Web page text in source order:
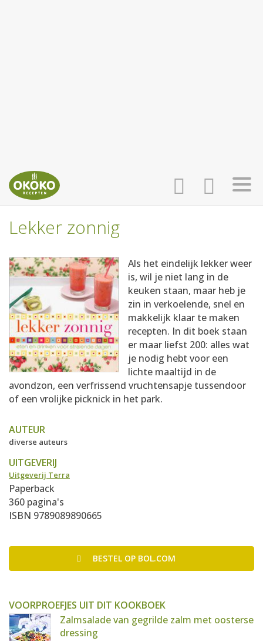
AANMELDEN
HOME
RECEPTEN
WEEKMENU'S
KOOKBOEKEN
Lekker zonnig
Als het eindelijk lekker weer
is, wil je niet lang in de
keuken staan, maar heb je
zin in verkoelende, snel en
makkelijk klaar te maken
recepten. In dit boek staan
er maar liefst 200: alles wat
je nodig hebt voor een
lichte maaltijd in de
avondzon, een verfrissend vruchtensapje tussendoor
of een vrolijke picknick in het park.
AUTEUR
diverse auteurs
UITGEVERIJ
Uitgeverij Terra
Paperback
360 pagina's
ISBN 9789089890665
BESTEL OP BOL.COM
VOORPROEFJES UIT DIT KOOKBOEK
Zalmsalade van gegrilde zalm met oosterse
dressing